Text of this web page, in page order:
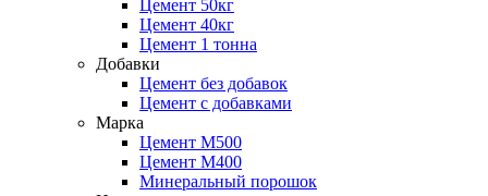
Цемент 50кг
Цемент 40кг
Цемент 1 тонна
Добавки
Цемент без добавок
Цемент с добавками
Марка
Цемент М500
Цемент М400
Минеральный порошок